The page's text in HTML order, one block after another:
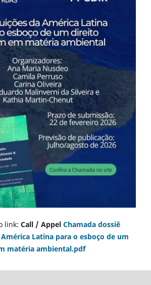
link: Call / Appel Chamada dossiê
Latina para o esboço de um
matéria ambiental.pdf